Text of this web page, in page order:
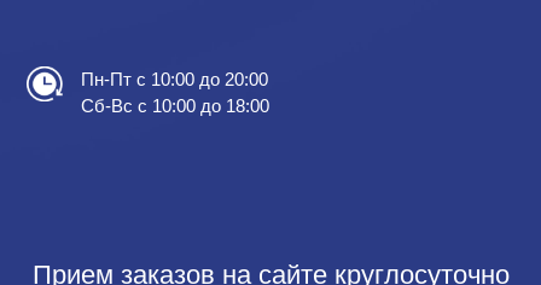
Пн-Пт с 10:00 до 20:00
Сб-Вс с 10:00 до 18:00
Прием заказов на сайте круглосуточно